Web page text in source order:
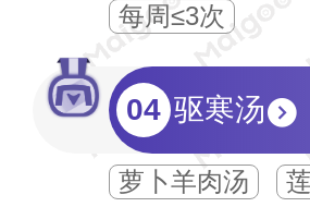
每周≤3次‌‌
04 驱寒汤
萝卜羊肉汤